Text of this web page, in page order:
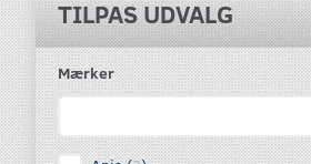
TILPAS UDVALG
Mærker